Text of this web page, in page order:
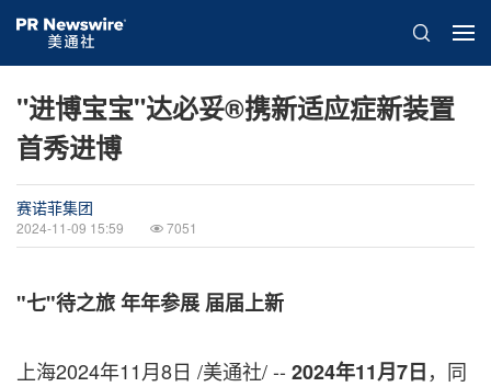
"进博宝宝"达必妥®携新适应症新装置
首秀进博
赛诺菲集团
2024-11-09 15:59 7051
"七"待之旅 年年参展 届届上新
上海2024年11月8日 /美通社/ -- 2024年11月7日，同